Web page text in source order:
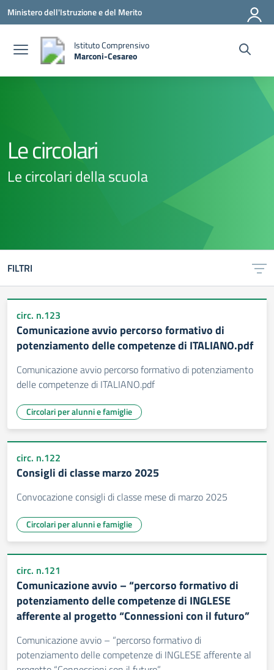
Vai ai contenuti
Vai al menu di navigazione
Vai al footer
Ministero dell'Istruzione e del Merito
Istituto Comprensivo
Marconi-Cesareo
Le circolari
Le circolari della scuola
FILTRI
circ. n.123
Comunicazione avvio percorso formativo di
potenziamento delle competenze di ITALIANO.pdf
Comunicazione avvio percorso formativo di potenziamento
delle competenze di ITALIANO.pdf
Circolari per alunni e famiglie
circ. n.122
Consigli di classe marzo 2025
Convocazione consigli di classe mese di marzo 2025
Circolari per alunni e famiglie
circ. n.121
Comunicazione avvio – “percorso formativo di
potenziamento delle competenze di INGLESE
afferente al progetto “Connessioni con il futuro”
Comunicazione avvio – “percorso formativo di
potenziamento delle competenze di INGLESE afferente al